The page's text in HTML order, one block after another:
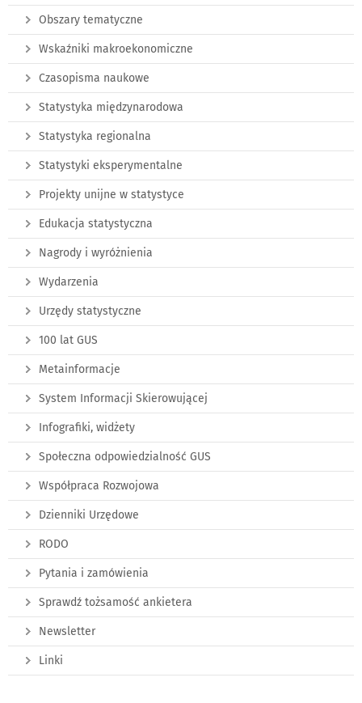
Obszary tematyczne
Wskaźniki makroekonomiczne
Czasopisma naukowe
Statystyka międzynarodowa
Statystyka regionalna
Statystyki eksperymentalne
Projekty unijne w statystyce
Edukacja statystyczna
Nagrody i wyróżnienia
Wydarzenia
Urzędy statystyczne
100 lat GUS
Metainformacje
System Informacji Skierowującej
Infografiki, widżety
Społeczna odpowiedzialność GUS
Współpraca Rozwojowa
Dzienniki Urzędowe
RODO
Pytania i zamówienia
Sprawdź tożsamość ankietera
Newsletter
Linki